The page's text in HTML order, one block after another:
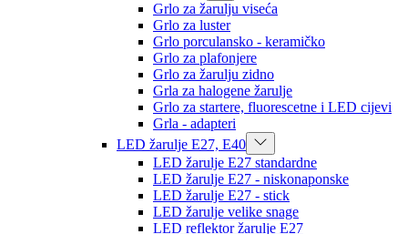
Grlo za žarulju viseća
Grlo za luster
Grlo porculansko - keramičko
Grlo za plafonjere
Grlo za žarulju zidno
Grla za halogene žarulje
Grlo za startere, fluorescetne i LED cijevi
Grla - adapteri
LED žarulje E27, E40
LED žarulje E27 standardne
LED žarulje E27 - niskonaponske
LED žarulje E27 - stick
LED žarulje velike snage
LED reflektor žarulje E27